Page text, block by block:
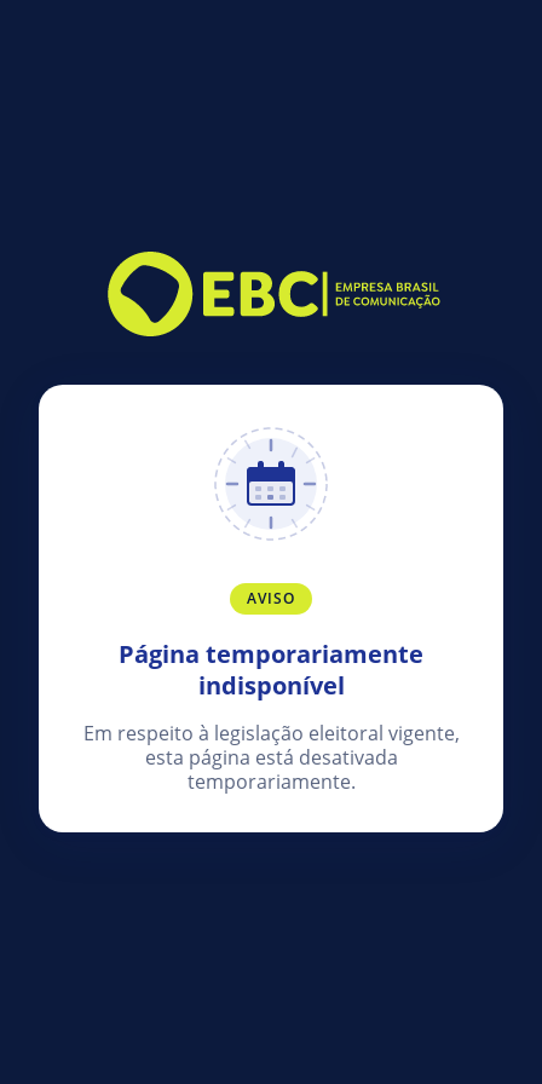
AVISO
Página temporariamente
indisponível
Em respeito à legislação eleitoral vigente,
esta página está desativada
temporariamente.